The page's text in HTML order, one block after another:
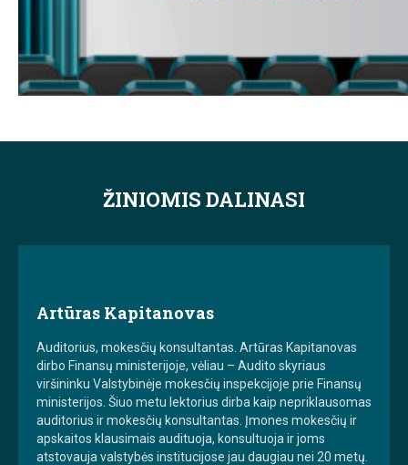
ŽINIOMIS DALINASI
Artūras Kapitanovas
Auditorius, mokesčių konsultantas. Artūras Kapitanovas
dirbo Finansų ministerijoje, vėliau – Audito skyriaus
viršininku Valstybinėje mokesčių inspekcijoje prie Finansų
ministerijos. Šiuo metu lektorius dirba kaip nepriklausomas
auditorius ir mokesčių konsultantas. Įmones mokesčių ir
apskaitos klausimais audituoja, konsultuoja ir joms
atstovauja valstybės institucijose jau daugiau nei 20 metų.